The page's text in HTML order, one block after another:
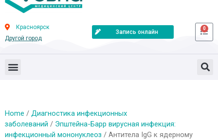
Красноярск
Другой город
Запись онлайн
0
Home / Диагностика инфекционных
заболеваний / Эпштейна-Барр вирусная инфекция:
инфекционный мононуклеоз / Антитела IgG к ядерному